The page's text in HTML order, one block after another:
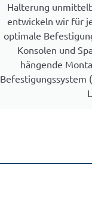
Halterung
entwickeln wir für
optimale
Konsolen und
hängende
Befestigungssystem